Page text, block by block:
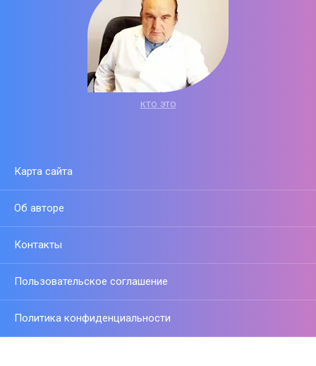
кто это
Карта сайта
Об авторе
Контакты
Пользовательское соглашение
Политика конфиденциальности